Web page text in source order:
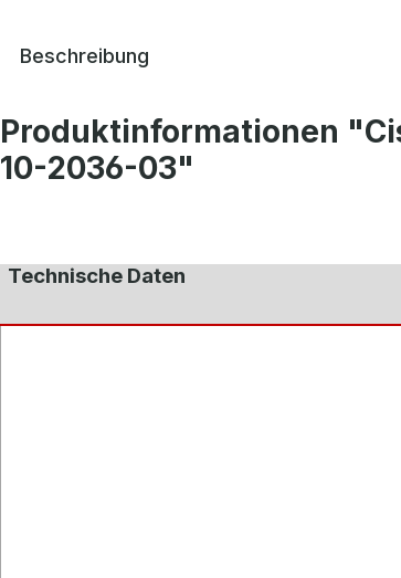
Beschreibung
Produktinformationen
10-2036-03"
Technische Daten